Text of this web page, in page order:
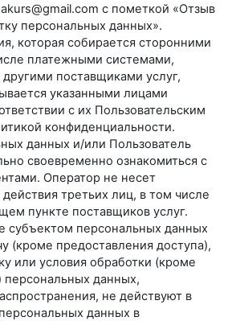
с пометкой «Отзыв
персональных данных».
которая собирается сторонними
платежными системами,
поставщиками услуг,
указанными лицами
с их Пользовательским
конфиденциальности.
данных и/или Пользователь
своевременно ознакомиться с
Оператор не несет
действия третьих лиц, в том числе
пункте поставщиков услуг.
субъектом персональных данных
(кроме предоставления доступа),
или условия обработки (кроме
персональных данных,
не действуют в
данных в